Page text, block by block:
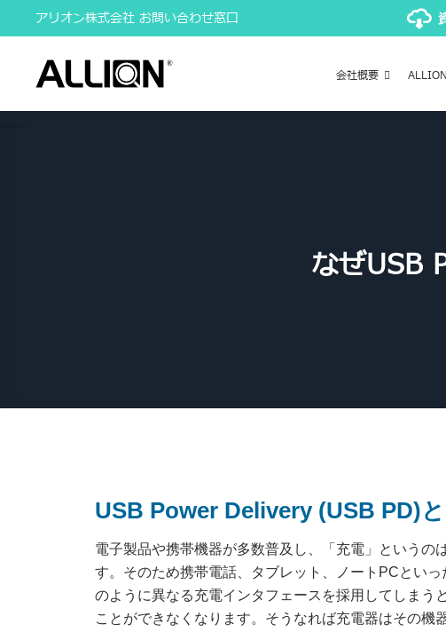
to
content
アリオン株式会社 お問い合わせ窓口
会社概要
なぜUSB
USB Power Delivery (USB PD)と
電子製品や携帯機器が多数普及し、「充電」というの
す。そのため携帯電話、タブレット、ノートPCとい
のように異なる充電インタフェースを採用してしまう
ことができなくなります。そうなれば充電器はその機